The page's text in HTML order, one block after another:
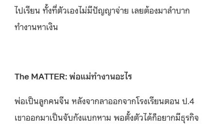
ไปเรียน ทั้งที่ตัวเองไม่มีปัญญาจ่าย เลยต้องมาลำบาก
ทำงานหาเงิน
The MATTER: พ่อแม่ทำงานอะไร
พ่อเป็นลูกคนจีน หลังจากลาออกจากโรงเรียนตอน ป.4
เขาออกมาเป็นจับกังแบกหาม พอตั้งตัวได้ก็อยากมีธุรกิจ